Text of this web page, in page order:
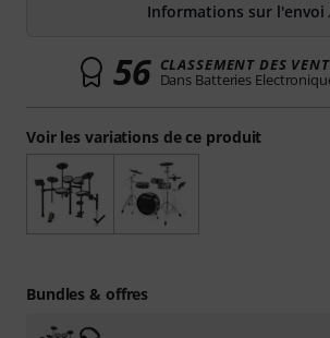
Voir les variations de ce produit
Informations sur l'envoi
56 CLASSEMENT DES
Dans Batteries
Bundles & offres